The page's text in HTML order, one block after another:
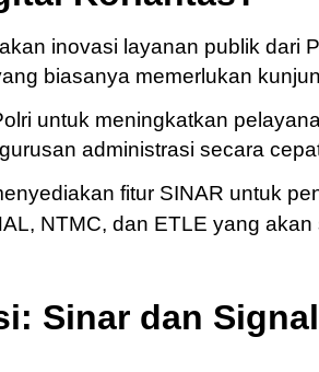
inovasi layanan publik dari
biasanya memerlukan
untuk meningkatkan
administrasi secara
fitur SINAR untuk
NTMC, dan ETLE yang akan
Sinar dan Signal